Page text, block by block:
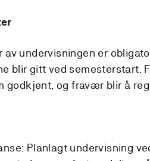
undervisningen er
blir gitt ved semesterstart.
og fravær blir å
Planlagt undervisning